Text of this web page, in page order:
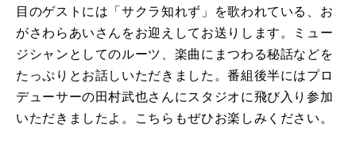
目のゲストには「サクラ知れず」を歌われている、お
がさわらあいさんをお迎えしてお送りします。ミュー
ジシャンとしてのルーツ、楽曲にまつわる秘話などを
たっぷりとお話しいただきました。番組後半にはプロ
デューサーの田村武也さんにスタジオに飛び入り参加
いただきましたよ。こちらもぜひお楽しみください。